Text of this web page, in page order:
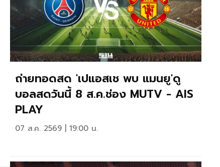
ถ่ายทอดสด 'เปแอสเช พบ แมนยู'ดู
บอลสดวันนี้ 8 ส.ค.ช่อง MUTV - AIS
PLAY
07 ส.ค. 2569 | 19:00 น.